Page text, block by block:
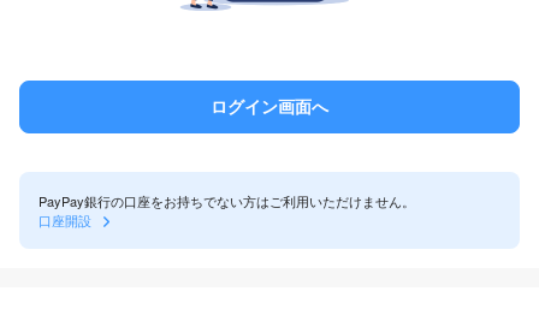
PayPay銀行の口座をお持ちでない方はご利用いただけません。
口座開設